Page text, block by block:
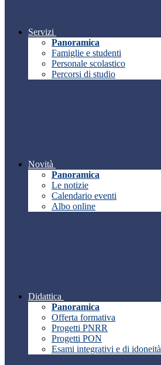
Servizi
Panoramica
Famiglie e studenti
Personale scolastico
Percorsi di studio
Novità
Panoramica
Le notizie
Calendario eventi
Albo online
Didattica
Panoramica
Offerta formativa
Progetti PNRR
Progetti PON
Esami integrativi e di idoneità